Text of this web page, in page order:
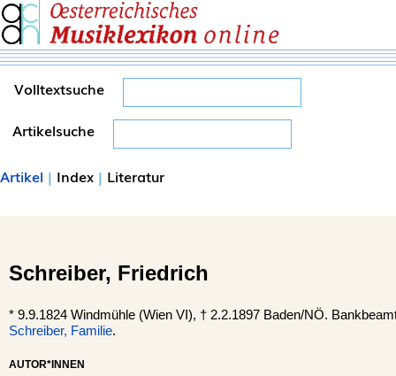
Volltextsuche
Artikelsuche
Artikel | Index | Literatur
Schreiber, Friedrich
* 9.9.1824 Windmühle (Wien VI), † 2.2.1897 Baden/NÖ.
Schreiber, Familie.
AUTOR*INNEN